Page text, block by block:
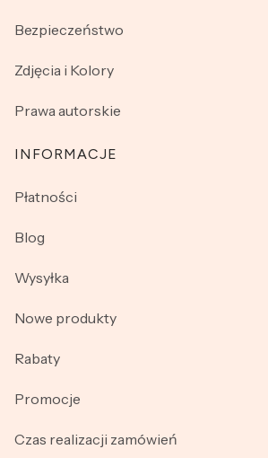
Bezpieczeństwo
Zdjęcia i Kolory
Prawa autorskie
INFORMACJE
Płatności
Blog
Wysyłka
Nowe produkty
Rabaty
Promocje
Czas realizacji zamówień